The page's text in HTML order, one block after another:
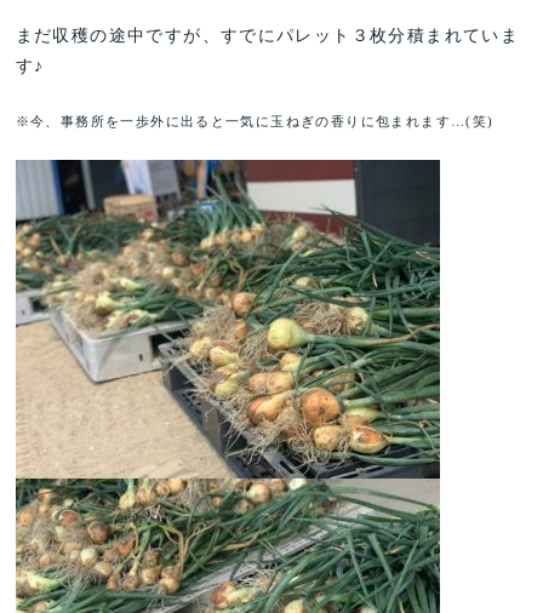
まだ収穫の途中ですが、すでにパレット３枚分積まれていま
す♪
※今、事務所を一歩外に出ると一気に玉ねぎの香りに包まれます…(笑)